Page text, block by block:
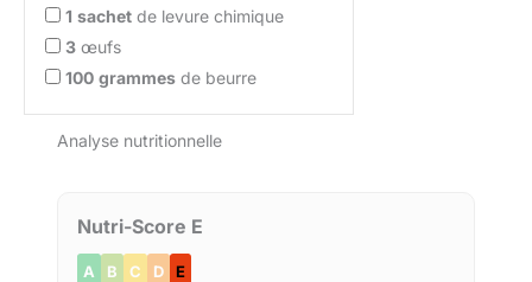
1 sachet de levure chimique
3 œufs
100 grammes de beurre
Analyse nutritionnelle
Nutri-Score E
A B C D E